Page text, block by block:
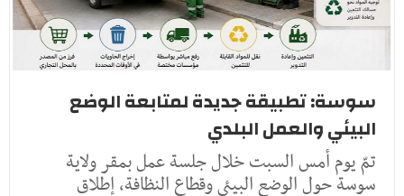
سوسة: تطبيقة جديدة لمتابعة الوضع
البيئي والعمل البلدي
تمّ يوم أمس السبت خلال جلسة عمل بمقر ولاية
سوسة حول الوضع البيئي وقطاع النظافة، إطلاق